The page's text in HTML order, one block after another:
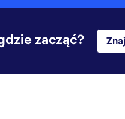
zacząć?